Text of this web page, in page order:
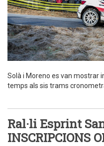
Solà i Moreno es van mostrar
temps als sis trams
Ral·li Esprint
INSCRIPCIONS